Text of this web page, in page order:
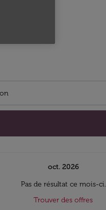
oct. 2026
Pas de résultat ce mois-ci.
Trouver des offres